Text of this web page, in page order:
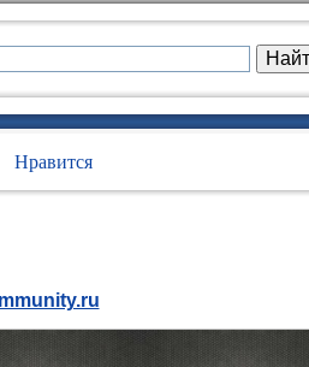
Нравится